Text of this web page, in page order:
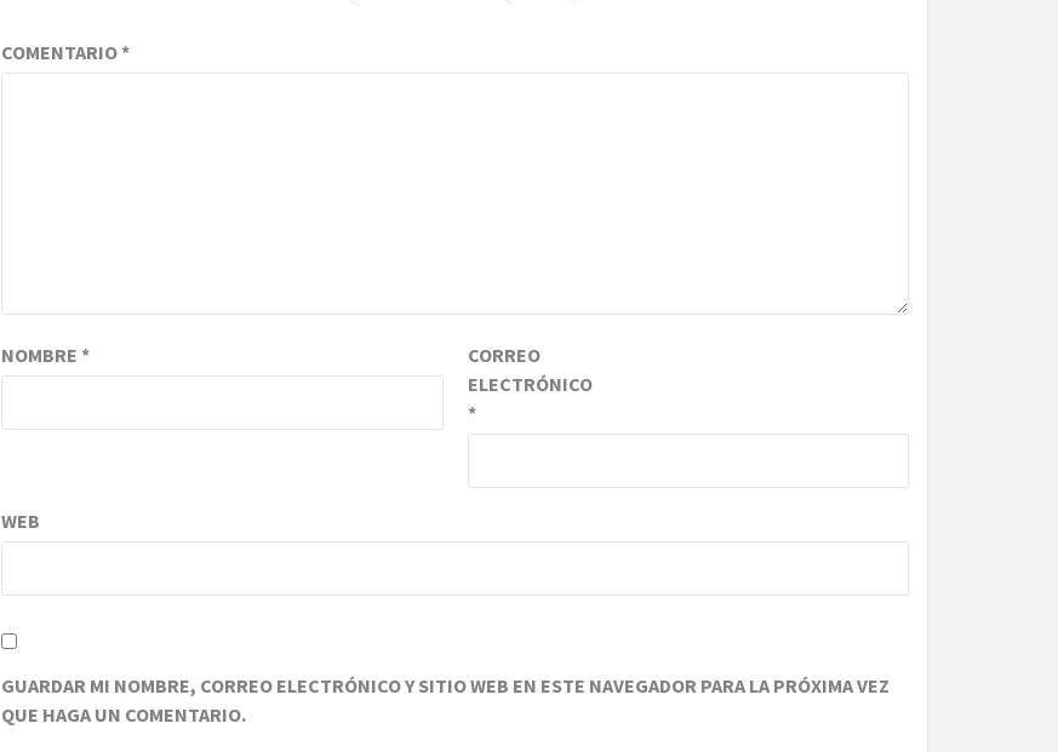
COMENTARIO*
NOMBRE *
CORREO
ELECTRÓNICO
*
WEB
GUARDAR MI NOMBRE, CORREO ELECTRÓNICO Y SITIO WEB EN ESTE NAVEGADOR PARA LA PRÓXIMA VEZ
QUE HAGA UN COMENTARIO.